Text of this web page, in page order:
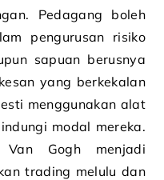
Pedagang boleh
pengurusan risiko
sapuan berusnya
yang berkekalan
menggunakan alat
modal mereka.
Van Gogh menjadi
trading melulu dan